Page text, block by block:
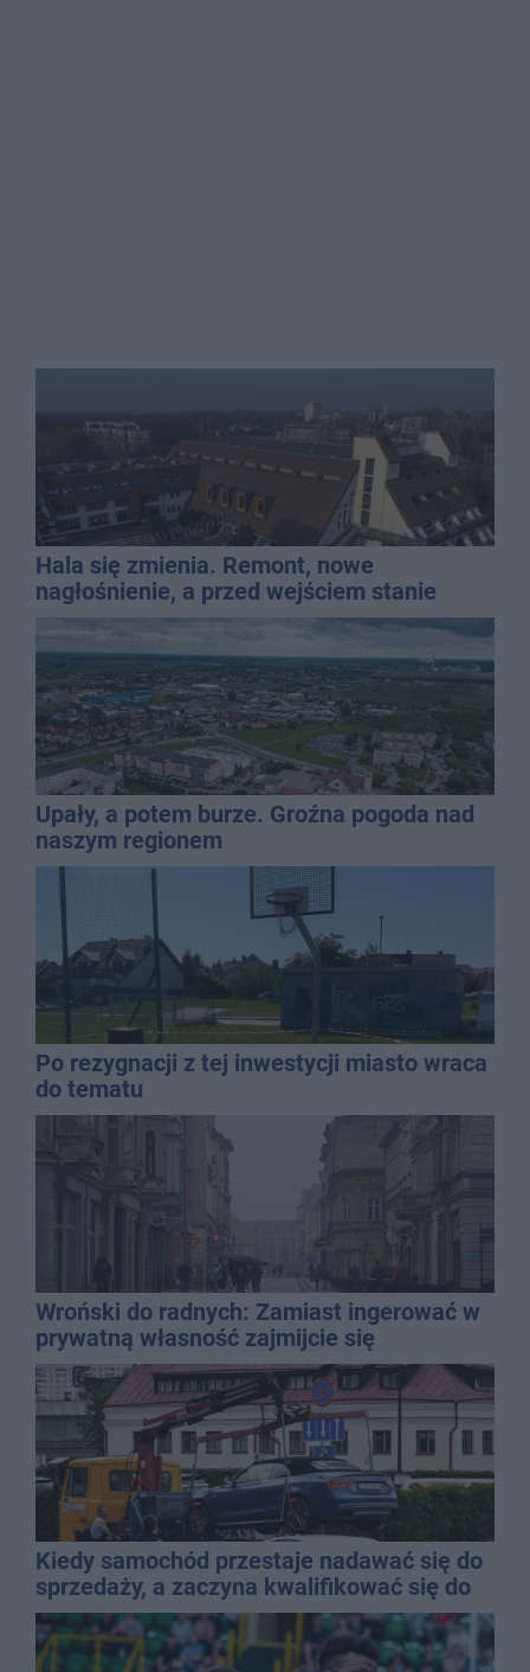
Hala się zmienia. Remont, nowe
nagłośnienie, a przed wejściem stanie
QEMETICA ARENA
Upały, a potem burze. Groźna pogoda nad
naszym regionem
Po rezygnacji z tej inwestycji miasto wraca
do tematu
Wroński do radnych: Zamiast ingerować w
prywatną własność zajmijcie się
gospodarką
Kiedy samochód przestaje nadawać się do
sprzedaży, a zaczyna kwalifikować się do
kasacji?